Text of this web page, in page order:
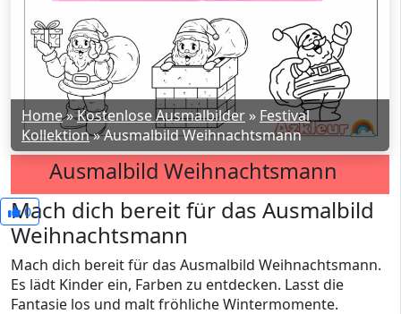
Home»Kostenlose Ausmalbilder » Festival
Kollektion»Ausmalbild Weihnachtsmann
Ausmalbild Weihnachtsmann
0
Mach dich bereit für das Ausmalbild
Weihnachtsmann
Mach dich bereit für das Ausmalbild Weihnachtsmann.
Es lädt Kinder ein, Farben zu entdecken. Lasst die
Fantasie los und malt fröhliche Wintermomente.